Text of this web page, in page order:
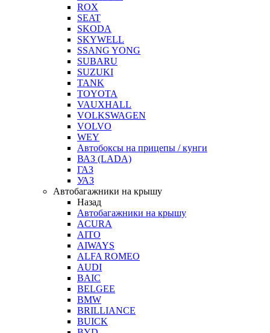
ROX
SEAT
SKODA
SKYWELL
SSANG YONG
SUBARU
SUZUKI
TANK
TOYOTA
VAUXHALL
VOLKSWAGEN
VOLVO
WEY
Автобоксы на прицепы / кунги
ВАЗ (LADA)
ГАЗ
УАЗ
Автобагажники на крышу
Назад
Автобагажники на крышу
ACURA
AITO
AIWAYS
ALFA ROMEO
AUDI
BAIC
BELGEE
BMW
BRILLIANCE
BUICK